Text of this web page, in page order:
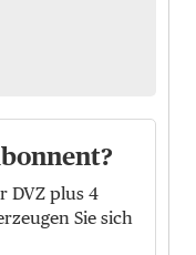
DVZ plus 4
Sie sich